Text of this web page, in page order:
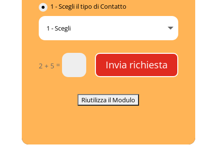
1 - Scegli il tipo di Contatto
2 + 5 = Invia richiesta